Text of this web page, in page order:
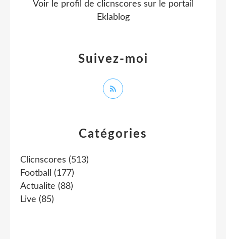
Catégories
Clicnscores (513)
Football
(177)
Actualite (88)
Live (85)
Suivez-moi
Voir le profil de clicnscores sur le portail
Eklablog